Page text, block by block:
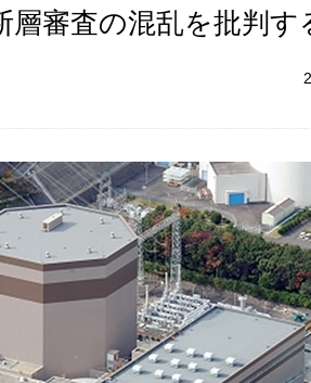
層審査の混乱を批判す